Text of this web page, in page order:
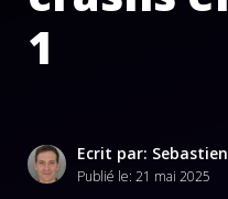
1
Ecrit par: Sebastien
Publié le: 21 mai 2025